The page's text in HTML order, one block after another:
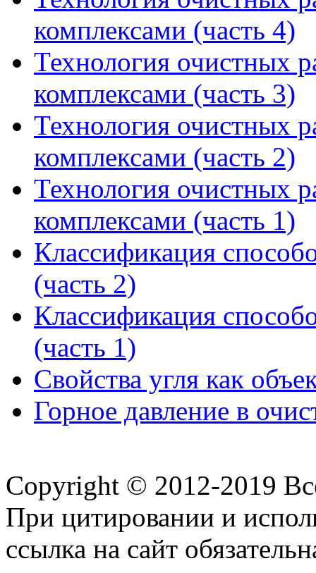
комплексами (часть 4)
Технология очистных
комплексами (часть 3)
Технология очистных
комплексами (часть 2)
Технология очистных
комплексами (часть 1)
Классификация
(часть 2)
Классификация
(часть 1)
Свойства угля как
Горное давление в
Copyright © 2012-2019
При цитировании и
ссылка на сайт